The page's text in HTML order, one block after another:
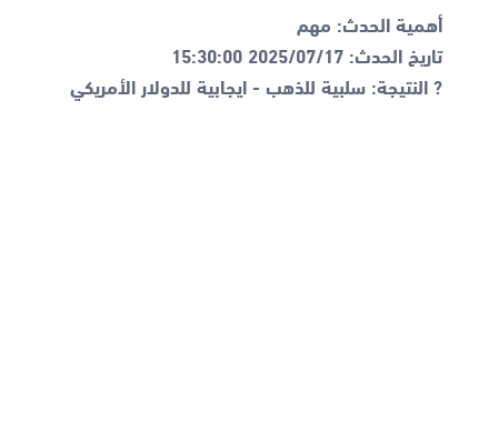
? النتيجة: سلبية للذهب - ايجابية للدولار الأمريكي